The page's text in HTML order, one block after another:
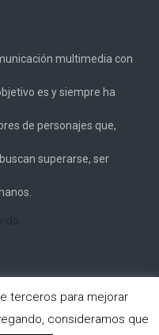
multimedia con
es y siempre ha
de personajes que,
superarse, ser
. All rights reserved.
terceros para mejorar
consideramos que